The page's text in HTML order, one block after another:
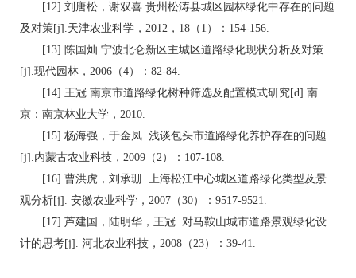
[12] 刘唐松，谢双喜.贵州松涛县城区园林绿化中存在的问题
及对策[j].天津农业科学，2012，18（1）：154-156.
[13] 陈国灿.宁波北仑新区主城区道路绿化现状分析及对策
[j].现代园林，2006（4）：82-84.
[14] 王冠.南京市道路绿化树种筛选及配置模式研究[d].南
京：南京林业大学，2010.
[15] 杨海强，于金凤. 浅谈包头市道路绿化养护存在的问题
[j].内蒙古农业科技，2009（2）：107-108.
[16] 曹洪虎，刘承珊. 上海松江中心城区道路绿化类型及景
观分析[j]. 安徽农业科学，2007（30）：9517-9521.
[17] 芦建国，陆明华，王冠. 对马鞍山城市道路景观绿化设
计的思考[j]. 河北农业科技，2008（23）：39-41.